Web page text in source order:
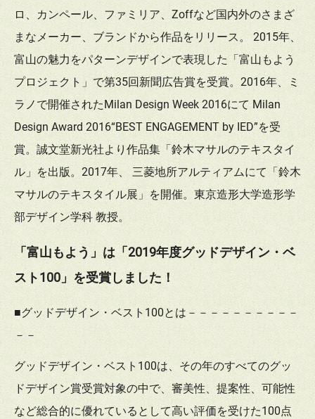
ロ、カンペール、ファミリア、Zoffなど国内外のさまざ
まなメーカー、ブランドから作品をリリース。 2015年、
富山の魅力をパターンデザインで表現した「富山もよう
プロジェクト」で第35回新聞広告賞を受賞。2016年、ミ
ラノで開催されたMilan Design Week 2016にて Milan
Design Award 2016“BEST ENGAGEMENT by IED”を受
賞。誠文堂新光社より作品集「鈴木マサルのテキスタイ
ル」を出版。2017年、 三菱地所アルティアムにて「鈴木
マサルのテキスタイル展」を開催。東京造形大学造形学
部デザイン学科 教授。
「富山もよう」は「2019年度グッドデザイン・ベ
スト100」を受賞しました！
■グッドデザイン・ベスト100とは－－－－－－－－－－
－－
グッドデザイン・ベスト100は、その年のすべてのグッ
ドデザイン賞受賞対象の中で、審美性、提案性、可能性
など総合的に優れているとして高い評価を受けた100点